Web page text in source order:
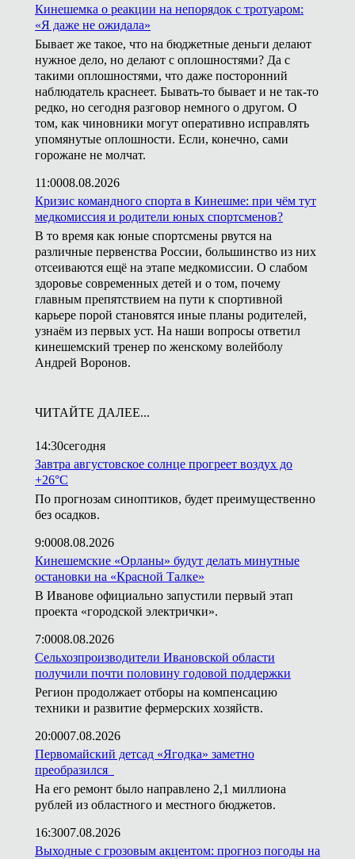
Кинешемка о реакции на непорядок с тротуаром:
«Я даже не ожидала»
Бывает же такое, что на бюджетные деньги делают
нужное дело, но делают с оплошностями? Да с
такими оплошностями, что даже посторонний
наблюдатель краснеет. Бывать-то бывает и не так-то
редко, но сегодня разговор немного о другом. О
том, как чиновники могут оперативно исправлять
упомянутые оплошности. Если, конечно, сами
горожане не молчат.
11:0008.08.2026
Кризис командного спорта в Кинешме: при чём тут
медкомиссия и родители юных спортсменов?
В то время как юные спортсмены рвутся на
различные первенства России, большинство из них
отсеиваются ещё на этапе медкомиссии. О слабом
здоровье современных детей и о том, почему
главным препятствием на пути к спортивной
карьере порой становятся иные планы родителей,
узнаём из первых уст. На наши вопросы ответил
кинешемский тренер по женскому волейболу
Андрей Воронов.
ЧИТАЙТЕ ДАЛЕЕ...
14:30сегодня
Завтра августовское солнце прогреет воздух до
+26°С
По прогнозам синоптиков, будет преимущественно
без осадков.
9:0008.08.2026
Кинешемские «Орланы» будут делать минутные
остановки на «Красной Талке»
В Иванове официально запустили первый этап
проекта «городской электрички».
7:0008.08.2026
Сельхозпроизводители Ивановской области
получили почти половину годовой поддержки
Регион продолжает отборы на компенсацию
техники и развитие фермерских хозяйств.
20:0007.08.2026
Первомайский детсад «Ягодка» заметно
преобразился
На его ремонт было направлено 2,1 миллиона
рублей из областного и местного бюджетов.
16:3007.08.2026
Выходные с грозовым акцентом: прогноз погоды на